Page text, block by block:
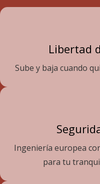
Libertad
Sube y baja cuando
Ingeniería europea
para tu